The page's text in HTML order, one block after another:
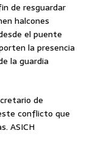
de resguardar
halcones
el puente
la presencia
la guardia
de
conflicto que
ASICH